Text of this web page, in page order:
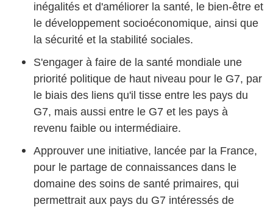
inégalités et d'améliorer la santé, le bien-être et
le développement socioéconomique, ainsi que
la sécurité et la stabilité sociales.
S'engager à faire de la santé mondiale une
priorité politique de haut niveau pour le G7, par
le biais des liens qu'il tisse entre les pays du
G7, mais aussi entre le G7 et les pays à
revenu faible ou intermédiaire.
Approuver une initiative, lancée par la France,
pour le partage de connaissances dans le
domaine des soins de santé primaires, qui
permettrait aux pays du G7 intéressés de